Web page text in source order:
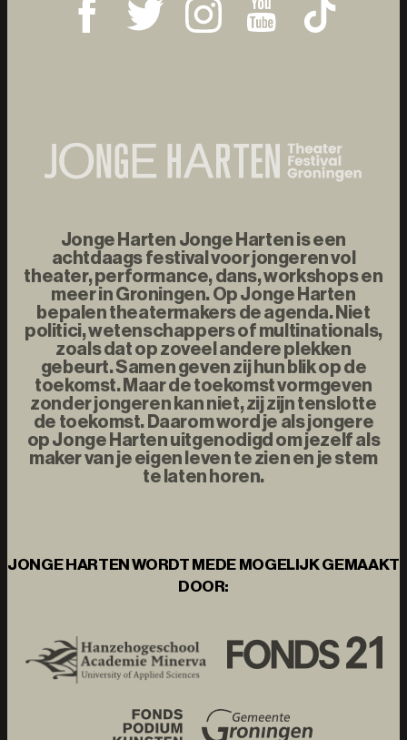
Jonge Harten Jonge Harten is een
achtdaags festival voor jongeren vol
theater, performance, dans, workshops en
meer in Groningen. Op Jonge Harten
bepalen theatermakers de agenda. Niet
politici, wetenschappers of multinationals,
zoals dat op zoveel andere plekken
gebeurt. Samen geven zij hun blik op de
toekomst. Maar de toekomst vormgeven
zonder jongeren kan niet, zij zijn tenslotte
de toekomst. Daarom word je als jongere
op Jonge Harten uitgenodigd om jezelf als
maker van je eigen leven te zien en je stem
te laten horen.
JONGE HARTEN WORDT MEDE MOGELIJK GEMAAKT
DOOR: